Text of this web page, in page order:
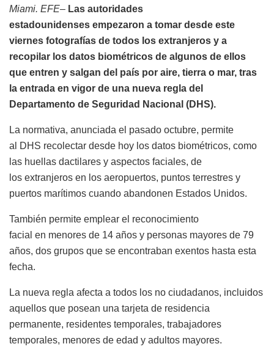
Miami. EFE– Las autoridades
estadounidenses empezaron a tomar desde este
viernes fotografías de todos los extranjeros y a
recopilar los datos biométricos de algunos de ellos
que entren y salgan del país por aire, tierra o mar, tras
la entrada en vigor de una nueva regla del
Departamento de Seguridad Nacional (DHS).
La normativa, anunciada el pasado octubre, permite
al DHS recolectar desde hoy los datos biométricos, como
las huellas dactilares y aspectos faciales, de
los extranjeros en los aeropuertos, puntos terrestres y
puertos marítimos cuando abandonen Estados Unidos.
También permite emplear el reconocimiento
facial en menores de 14 años y personas mayores de 79
años, dos grupos que se encontraban exentos hasta esta
fecha.
La nueva regla afecta a todos los no ciudadanos, incluidos
aquellos que posean una tarjeta de residencia
permanente, residentes temporales, trabajadores
temporales, menores de edad y adultos mayores.